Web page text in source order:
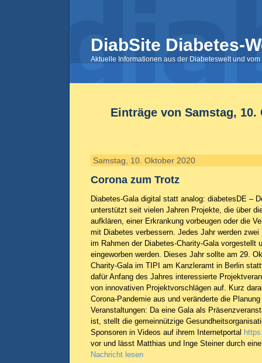
DiabSite Diabetes-
Aktuelle Informationen aus der Diabeteswelt und
Einträge von Samstag, 10.
Samstag, 10. Oktober 2020
Corona zum Trotz
Diabetes-Gala digital statt analog: diabetesDE –
unterstützt seit vielen Jahren Projekte, die über
aufklären, einer Erkrankung vorbeugen oder die
mit Diabetes verbessern. Jedes Jahr werden
im Rahmen der Diabetes-Charity-Gala vorgestellt
eingeworben werden. Dieses Jahr sollte am 29.
Charity-Gala im TIPI am Kanzleramt in Berlin
dafür Anfang des Jahres interessierte
von innovativen Projektvorschlägen auf. Kurz
Corona-Pandemie aus und veränderte die
Veranstaltungen: Da eine Gala als
ist, stellt die gemeinnützige
Sponsoren in Videos auf ihrem Internetportal
vor und lässt Matthias und Inge Steiner durch eine
Nachricht lesen